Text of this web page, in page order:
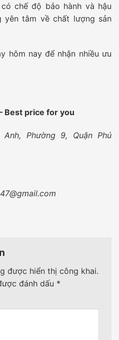
chế độ bảo hành và hậu
yên tâm về chất lượng sản
hôm nay để nhận nhiều ưu
Best price for you
Phường 9, Quận Phú
được hiển thị công khai.
đánh dấu *